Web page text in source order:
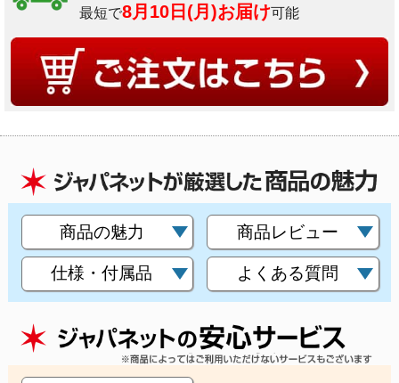
最短で8月10日(月)お届け可能
商品の魅力 商品レビュー
仕様・付属品 よくある質問